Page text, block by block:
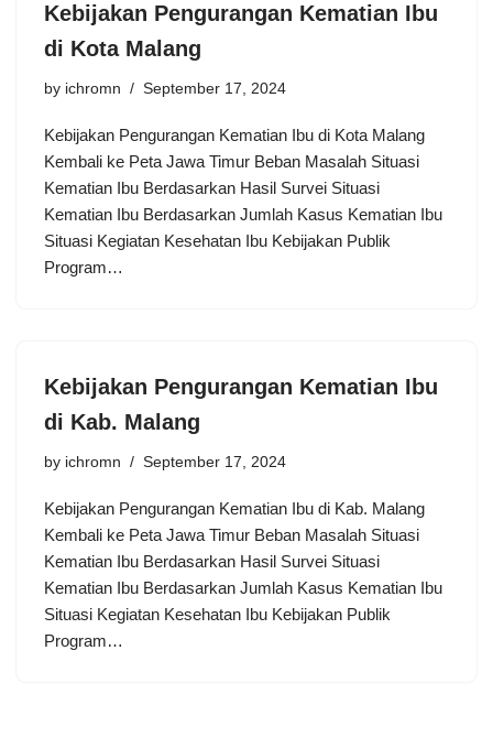
Kebijakan Pengurangan Kematian Ibu
di Kota Malang
by ichromn September 17, 2024
Kebijakan Pengurangan Kematian Ibu di Kota Malang
Kembali ke Peta Jawa Timur Beban Masalah Situasi
Kematian Ibu Berdasarkan Hasil Survei Situasi
Kematian Ibu Berdasarkan Jumlah Kasus Kematian Ibu
Situasi Kegiatan Kesehatan Ibu Kebijakan Publik
Program…
Kebijakan Pengurangan Kematian Ibu
di Kab. Malang
by ichromn September 17, 2024
Kebijakan Pengurangan Kematian Ibu di Kab. Malang
Kembali ke Peta Jawa Timur Beban Masalah Situasi
Kematian Ibu Berdasarkan Hasil Survei Situasi
Kematian Ibu Berdasarkan Jumlah Kasus Kematian Ibu
Situasi Kegiatan Kesehatan Ibu Kebijakan Publik
Program…